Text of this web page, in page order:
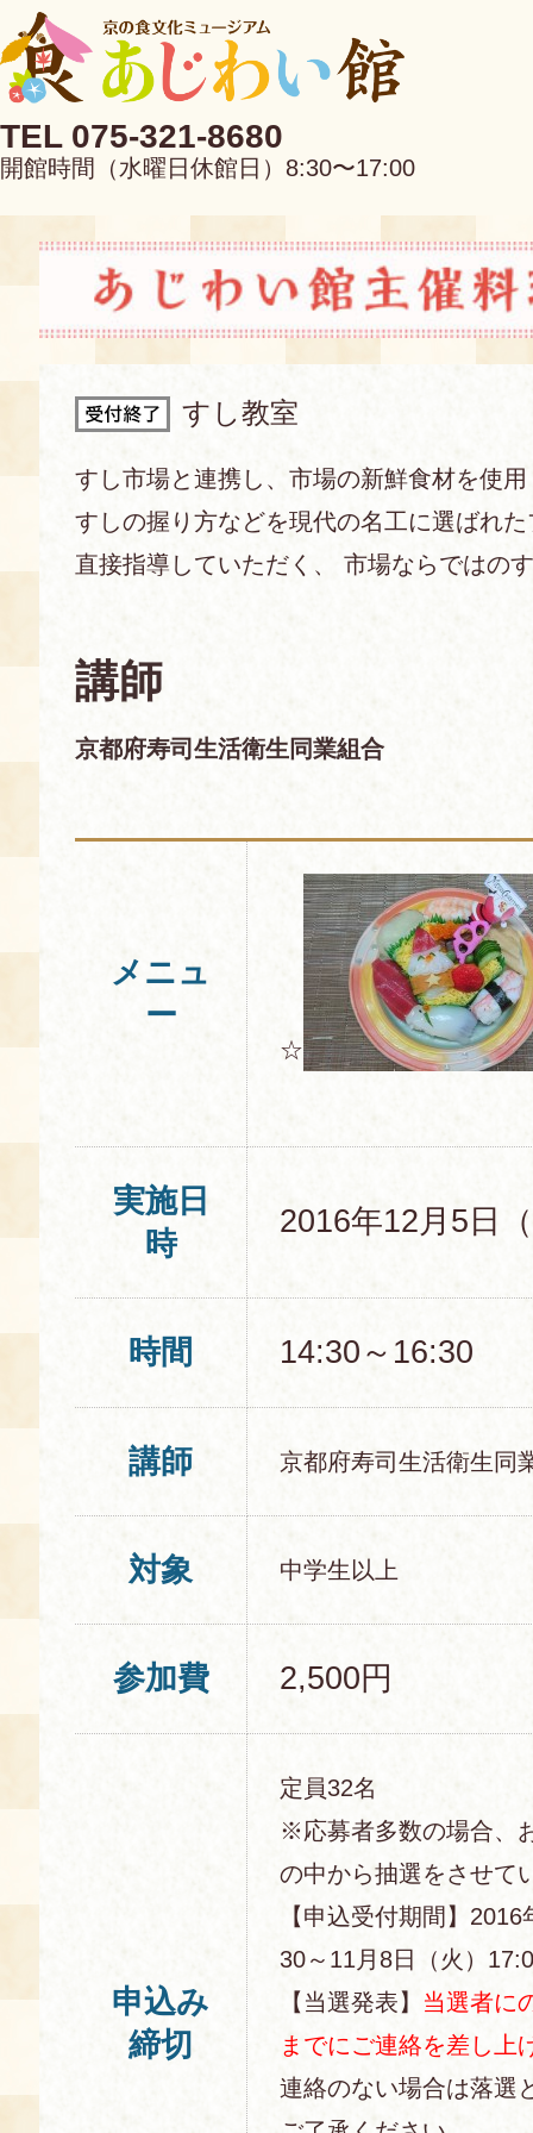
TEL 075-321-8680
開館時間（水曜日休館日）8:30〜17:00
EN 中文
当館について
京の食文化について
アクセス
募集中の教室
キャンセル・ご変更
食の海援隊・陸援隊 会員限定
展示室のご紹介
お土産コーナー
レンタル
備品リスト
空き状況・ご予約
使用料・お支払い方法
団体向け見学・体験
食の語り部の部屋
展示見学
講演会付き料理教室
あじわい館弁当
すし教室
すし市場と連携し、市場の新鮮食材を使用
すしの握り方などを現代の名工に選ばれ
直接指導していただく、 市場ならではの
講師
京都府寿司生活衛生同業組合
メニュ
ー
☆
実施日
時
2016年12月5日
時間 14:30～16:30
講師 京都府寿司生活衛生同
対象 中学生以上
参加費 2,500円
申込み
締切
定員32名
※応募者多数の場合、
の中から抽選をさせて
【申込受付期間】
30～11月8日（火）
【当選発表】 当選者に
までにご連絡を差し上
連絡のない場合は落選